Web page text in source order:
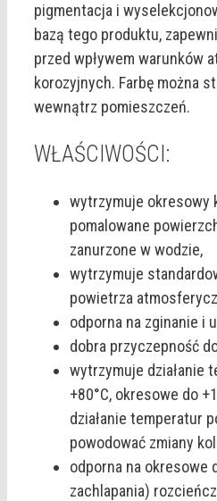
pigmentacja i
bazą tego produktu,
przed wpływem warunków
korozyjnych. Farbę można
wewnątrz pomieszczeń.
WŁAŚCIWOŚCI:
wytrzymuje okresowy
pomalowane
zanurzone w wodzie,
wytrzymuje
powietrza
odporna na zginanie i
dobra przyczepność
wytrzymuje działanie
+80°C, okresowe do
działanie temperatur
powodować zmiany
odporna na okresowe
zachlapania)